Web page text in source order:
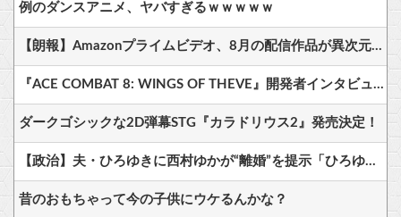
例のダンスアニメ、ヤバすぎるｗｗｗｗｗ
【朗報】Amazonプライムビデオ、8月の配信作品が異次元の凄さ！体感気温50度越えへ
『ACE COMBAT 8: WINGS OF THEVE』開発者インタビュー・サウンド編が公開、ヘッドホン推奨！7.1.4ch対応のこだわりサウンドを体験可能
ダークゴシックな2D弾幕STG『カラドリウス2』発売決定！
【政治】夫・ひろゆきに西村ゆかが“離婚”を提示「ひろゆき＆いずみ新党（仮）」の届け出を知らされず激怒「信頼関係が保てない状態で夫婦を続けるのは無理」
昔のおもちゃって今の子供にウケるんかな？